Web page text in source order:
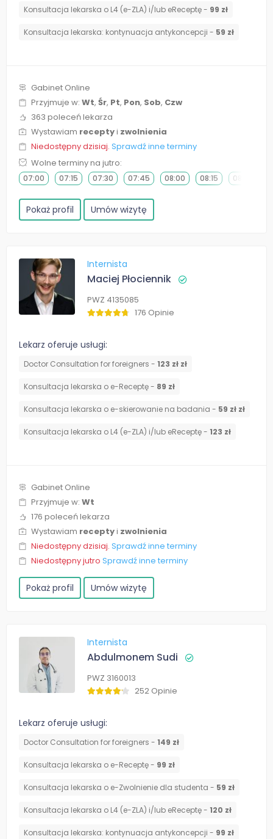
Konsultacja lekarska o L4 (e-ZLA) i/lub eReceptę - 99 zł
⁠Konsultacja lekarska: kontynuacja antykoncepcji - 59 zł
Gabinet Online
Przyjmuje w: Wt, Śr, Pt, Pon, Sob, Czw
363 poleceń lekarza
Wystawiam receptyi zwolnienia
Niedostępny dzisiaj. Sprawdź inne terminy
Wolne terminy na jutro:
07:00 07:15 07:30 07:45 08:00 08:15 08:30
Pokaż profil Umów wizytę
Internista
Maciej Płociennik
PWZ 4135085
176 Opinie
Lekarz oferuje usługi:
Doctor Consultation for foreigners - 123 zł zł
Konsultacja lekarska o e-Receptę - 89 zł
Konsultacja lekarska o e-skierowanie na badania - 59 zł zł
Konsultacja lekarska o L4 (e-ZLA) i/lub eReceptę - 123 zł
Gabinet Online
Przyjmuje w: Wt
176 poleceń lekarza
Wystawiam receptyi zwolnienia
Niedostępny dzisiaj. Sprawdź inne terminy
Niedostępny jutro Sprawdź inne terminy
Pokaż profil Umów wizytę
Internista
Abdulmonem Sudi
PWZ 3160013
252 Opinie
Lekarz oferuje usługi:
Doctor Consultation for foreigners - 149 zł
Konsultacja lekarska o e-Receptę - 99 zł
Konsultacja lekarska o e-Zwolnienie dla studenta - 59 zł
Konsultacja lekarska o L4 (e-ZLA) i/lub eReceptę - 120 zł
⁠Konsultacja lekarska: kontynuacja antykoncepcji - 99 zł